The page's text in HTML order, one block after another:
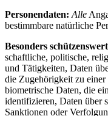
Personen­daten: Alle
bestimmbare natürliche
Besonders
schaftliche, politische,
und Tätigkeiten, Daten
die Zugehörigkeit zu einer
biometrische Daten, die
identifizieren, Daten über
Sanktionen oder